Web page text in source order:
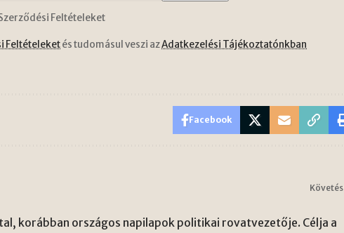
Feltételeket
Feltételeketés tudomásul veszi azAdatkezelési Tájékoztatónkban
Facebook
Követés
korábban országos napilapok politikai rovatvezetője. Célja a